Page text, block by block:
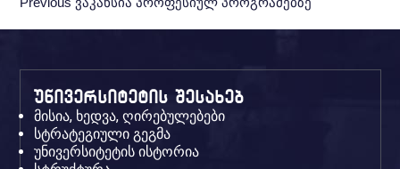
უნივერსიტეტის შესახებ
მისია, ხედვა, ღირებულებები
სტრატეგიული გეგმა
უნივერსიტეტის ისტორია